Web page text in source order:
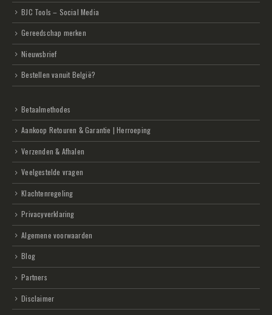
BJC Tools – Social Media
Gereedschap merken
Nieuwsbrief
Bestellen vanuit België?
Betaalmethodes
Aankoop Retouren & Garantie | Herroeping
Verzenden & Afhalen
Veelgestelde vragen
Klachtenregeling
Privacyverklaring
Algemene voorwaarden
Blog
Partners
Disclaimer